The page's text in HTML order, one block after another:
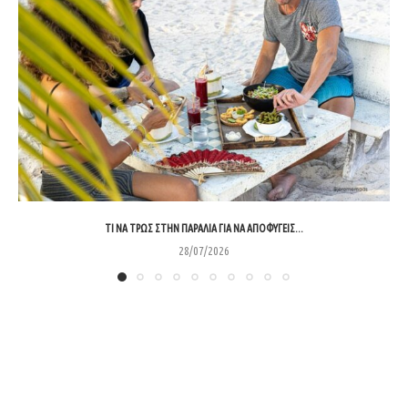
ΤΙ ΝΑ ΤΡΩΣ ΣΤΗΝ ΠΑΡΑΛΊΑ ΓΙΑ ΝΑ ΑΠΟΦΎΓΕΙΣ...
28/07/2026